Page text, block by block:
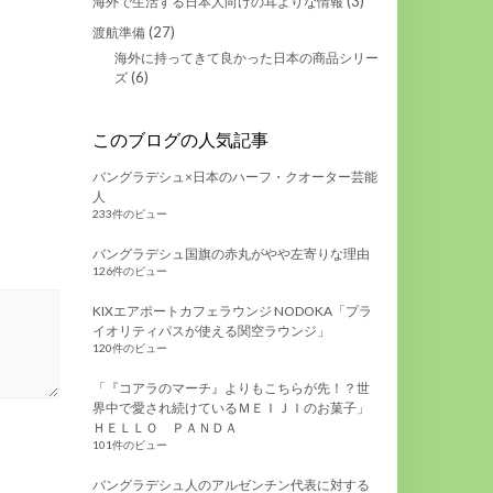
渡航準備(27)
海外に持ってきて良かった日本の商品シリー
ズ(6)
このブログの人気記事
バングラデシュ×日本のハーフ・クオーター芸能
人
233件のビュー
バングラデシュ国旗の赤丸がやや左寄りな理由
126件のビュー
KIXエアポートカフェラウンジ NODOKA「プラ
イオリティパスが使える関空ラウンジ」
120件のビュー
「『コアラのマーチ』よりもこちらが先！？世
界中で愛され続けているＭＥＩＪＩのお菓子」
ＨＥＬＬＯ ＰＡＮＤＡ
101件のビュー
バングラデシュ人のアルゼンチン代表に対する